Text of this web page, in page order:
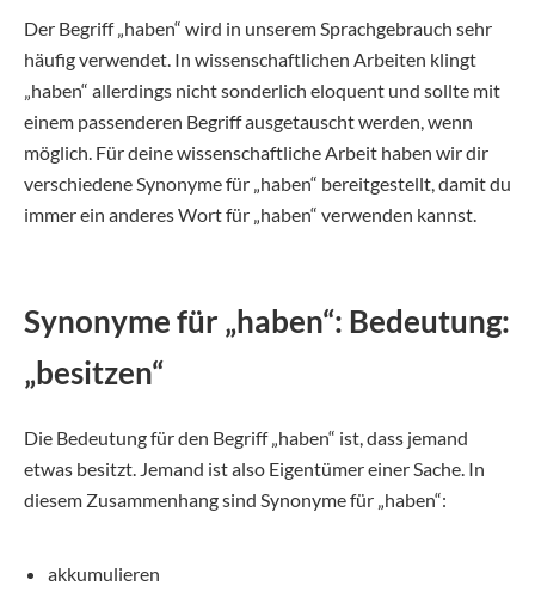
Der Begriff „haben“ wird in unserem Sprachgebrauch sehr
häufig verwendet. In wissenschaftlichen Arbeiten klingt
„haben“ allerdings nicht sonderlich eloquent und sollte mit
einem passenderen Begriff ausgetauscht werden, wenn
möglich. Für deine wissenschaftliche Arbeit haben wir dir
verschiedene Synonyme für „haben“ bereitgestellt, damit du
immer ein anderes Wort für „haben“ verwenden kannst.
Synonyme für „haben“: Bedeutung:
„besitzen“
Die Bedeutung für den Begriff „haben“ ist, dass jemand
etwas besitzt. Jemand ist also Eigentümer einer Sache. In
diesem Zusammenhang sind Synonyme für „haben“:
akkumulieren